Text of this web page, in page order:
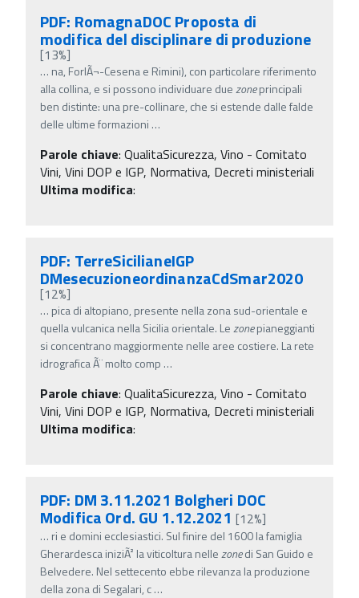
PDF: RomagnaDOC Proposta di
modifica del disciplinare di produzione
[13%]
… na, ForlÃ¬-Cesena e Rimini), con particolare riferimento
alla collina, e si possono individuare duezoneprincipali
ben distinte: una pre-collinare, che si estende dalle falde
delle ultime formazioni …
Parole chiave: QualitaSicurezza, Vino - Comitato
Vini, Vini DOP e IGP, Normativa, Decreti ministeriali
Ultima modifica:
PDF: TerreSicilianeIGP
DMesecuzioneordinanzaCdSmar2020
[12%]
… pica di altopiano, presente nella zona sud-orientale e
quella vulcanica nella Sicilia orientale. Lezonepianeggianti
si concentrano maggiormente nelle aree costiere. La rete
idrografica Ã¨ molto comp …
Parole chiave: QualitaSicurezza, Vino - Comitato
Vini, Vini DOP e IGP, Normativa, Decreti ministeriali
Ultima modifica:
PDF: DM 3.11.2021 Bolgheri DOC
Modifica Ord. GU 1.12.2021 [12%]
… ri e domini ecclesiastici. Sul finire del 1600 la famiglia
Gherardesca iniziÃ² la viticoltura nellezonedi San Guido e
Belvedere. Nel settecento ebbe rilevanza la produzione
della zona di Segalari, c…